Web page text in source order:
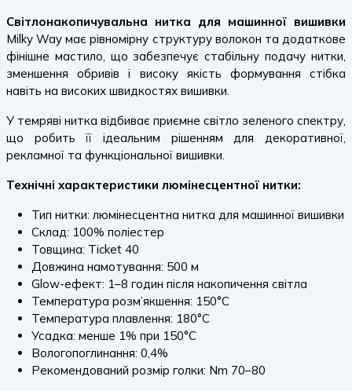
Світлонакопичувальна нитка для машинної вишивки
Milky Way має рівномірну структуру волокон та додаткове
фінішне мастило, що забезпечує стабільну подачу нитки,
зменшення обривів і високу якість формування стібка
навіть на високих швидкостях вишивки.
У темряві нитка відбиває приємне світло зеленого спектру,
що робить її ідеальним рішенням для декоративної,
рекламної та функціональної вишивки.
Технічні характеристики люмінесцентної нитки:
Тип нитки: люмінесцентна нитка для машинної вишивки
Склад: 100% поліестер
Товщина: Ticket 40
Довжина намотування: 500 м
Glow-ефект: 1–8 годин після накопичення світла
Температура розм’якшення: 150°C
Температура плавлення: 180°C
Усадка: менше 1% при 150°C
Вологопоглинання: 0,4%
Рекомендований розмір голки: Nm 70–80